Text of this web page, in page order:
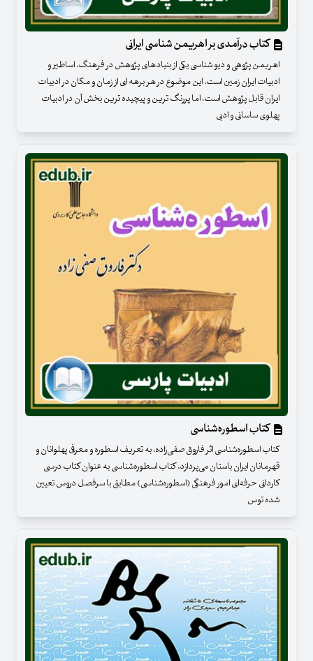
کتاب درآمدی بر اهریمن شناسی ایرانی
اهریمن ­پژوهی و دیو شناسی یکی از بنیادهای پژوهش در فرهنگ، اساطیر و
ادبیات ایران­ زمین است. این موضوع در هر برهه ­ای از زمان و مکان در ادبیات
ایران قابل پژوهش است، اما پررنگ ­ترین و پیچیده ­ترین بخش آن در ادبیات
پهلوی ساسانی و ادبی
کتاب اسطوره‌شناسی
کتاب اسطوره‌شناسی اثر فاروق صفی‌زاده، به تعریف اسطوره و معرفی پهلوانان و
قهرمانان ایران باستان می‌پردازد. کتاب اسطوره‌شناسی به عنوان کتاب درسی
کاردانی حرفه‌ای امور فرهنگی (اسطوره‌شناسی) مطابق با سرفصل دروس تعیین
شده توس